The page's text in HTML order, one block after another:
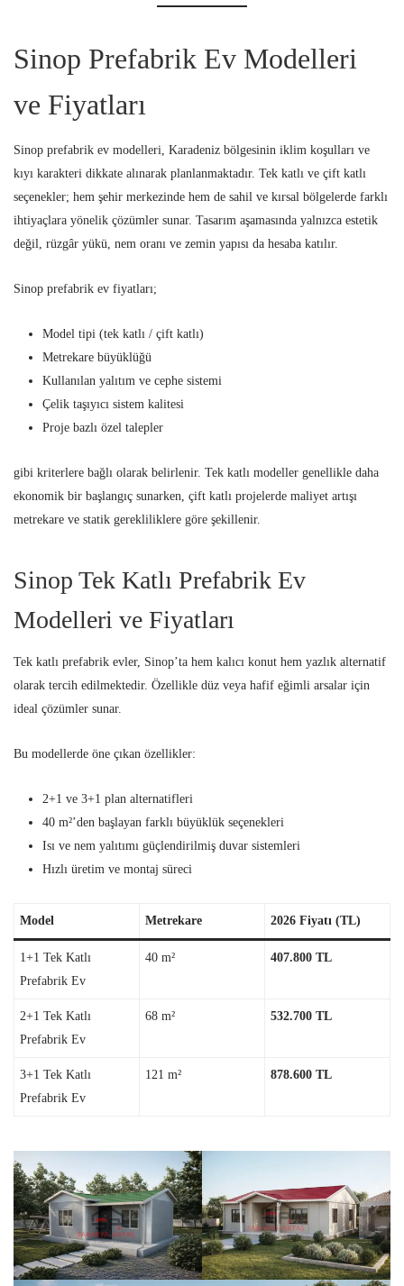
Sinop Prefabrik Ev Modelleri
ve Fiyatları
Sinop prefabrik ev modelleri, Karadeniz bölgesinin iklim koşulları ve
kıyı karakteri dikkate alınarak planlanmaktadır. Tek katlı ve çift katlı
seçenekler; hem şehir merkezinde hem de sahil ve kırsal bölgelerde farklı
ihtiyaçlara yönelik çözümler sunar. Tasarım aşamasında yalnızca estetik
değil, rüzgâr yükü, nem oranı ve zemin yapısı da hesaba katılır.
Sinop prefabrik ev fiyatları;
Model tipi (tek katlı / çift katlı)
Metrekare büyüklüğü
Kullanılan yalıtım ve cephe sistemi
Çelik taşıyıcı sistem kalitesi
Proje bazlı özel talepler
gibi kriterlere bağlı olarak belirlenir. Tek katlı modeller genellikle daha
ekonomik bir başlangıç sunarken, çift katlı projelerde maliyet artışı
metrekare ve statik gerekliliklere göre şekillenir.
Sinop Tek Katlı Prefabrik Ev
Modelleri ve Fiyatları
Tek katlı prefabrik evler, Sinop’ta hem kalıcı konut hem yazlık alternatif
olarak tercih edilmektedir. Özellikle düz veya hafif eğimli arsalar için
ideal çözümler sunar.
Bu modellerde öne çıkan özellikler:
2+1 ve 3+1 plan alternatifleri
40 m²’den başlayan farklı büyüklük seçenekleri
Isı ve nem yalıtımı güçlendirilmiş duvar sistemleri
Hızlı üretim ve montaj süreci
Model Metrekare 2026 Fiyatı (TL)
1+1 Tek Katlı
Prefabrik Ev
40 m² 407.800 TL
2+1 Tek Katlı
Prefabrik Ev
68 m² 532.700 TL
3+1 Tek Katlı
Prefabrik Ev
121 m² 878.600 TL